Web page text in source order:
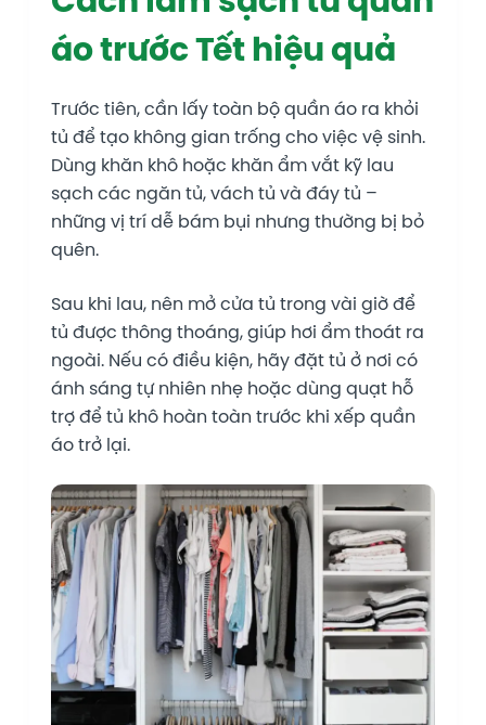
áo trước Tết hiệu quả
Trước tiên, cần lấy toàn bộ quần áo ra khỏi
tủ để tạo không gian trống cho việc vệ sinh.
Dùng khăn khô hoặc khăn ẩm vắt kỹ lau
sạch các ngăn tủ, vách tủ và đáy tủ –
những vị trí dễ bám bụi nhưng thường bị bỏ
quên.
Sau khi lau, nên mở cửa tủ trong vài giờ để
tủ được thông thoáng, giúp hơi ẩm thoát ra
ngoài. Nếu có điều kiện, hãy đặt tủ ở nơi có
ánh sáng tự nhiên nhẹ hoặc dùng quạt hỗ
trợ để tủ khô hoàn toàn trước khi xếp quần
áo trở lại.